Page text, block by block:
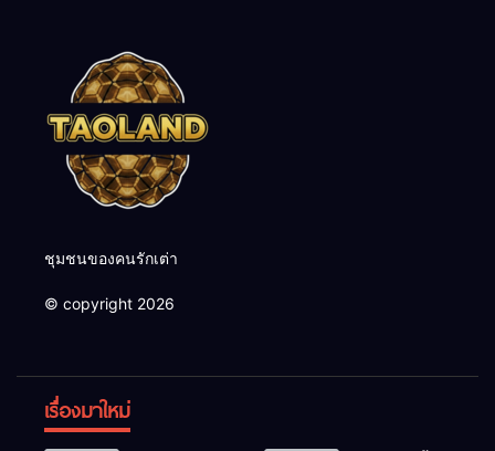
ชุมชนของคนรักเต่า
© copyright 2026
เรื่องมาใหม่